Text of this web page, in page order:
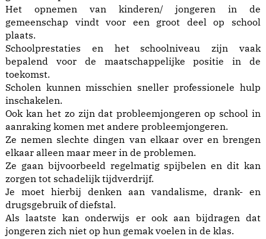
Het opnemen van kinderen/ jongeren in de
gemeenschap vindt voor een groot deel op school
plaats.
Schoolprestaties en het schoolniveau zijn vaak
bepalend voor de maatschappelijke positie in de
toekomst.
Scholen kunnen misschien sneller professionele hulp
inschakelen.
Ook kan het zo zijn dat probleemjongeren op school in
aanraking komen met andere probleemjongeren.
Ze nemen slechte dingen van elkaar over en brengen
elkaar alleen maar meer in de problemen.
Ze gaan bijvoorbeeld regelmatig spijbelen en dit kan
zorgen tot schadelijk tijdverdrijf.
Je moet hierbij denken aan vandalisme, drank- en
drugsgebruik of diefstal.
Als laatste kan onderwijs er ook aan bijdragen dat
jongeren zich niet op hun gemak voelen in de klas.